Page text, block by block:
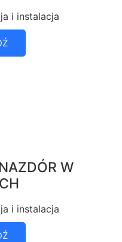
i instalacja
W
i instalacja